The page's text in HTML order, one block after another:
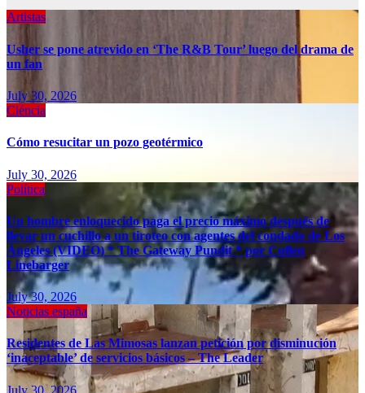
Artistas
Usher se pone atrevido en ‘The R&B Tour’ luego del drama de
un fan
July 30, 2026
Ciéncia
Cómo resucitar un pozo geotérmico
July 30, 2026
Política
Un hombre enloquecido paga el precio máximo después de
llevar un cuchillo a un tiroteo con agentes del condado de Los
Ángeles (VIDEO) * The Gateway Pundit * por Cullen
Linebarger
July 30, 2026
Noticias españa
Residentes de Las Mimosas lanzan petición por disminución
‘inaceptable’ de servicios básicos – The Leader
July 30, 2026